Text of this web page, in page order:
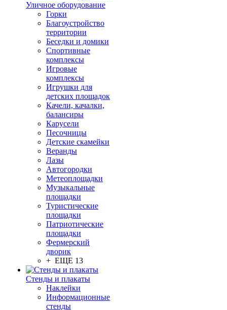
Уличное оборудование
Горки
Благоустройство
территории
Беседки и домики
Спортивные
комплексы
Игровые
комплексы
Игрушки для
детских площадок
Качели, качалки,
балансиры
Карусели
Песочницы
Детские скамейки
Веранды
Лазы
Автогородки
Метеоплощадки
Музыкальные
площадки
Туристические
площадки
Патриотические
площадки
Фермерский
дворик
+ ЕЩЕ 13
Стенды и плакаты
Наклейки
Информационные
стенды